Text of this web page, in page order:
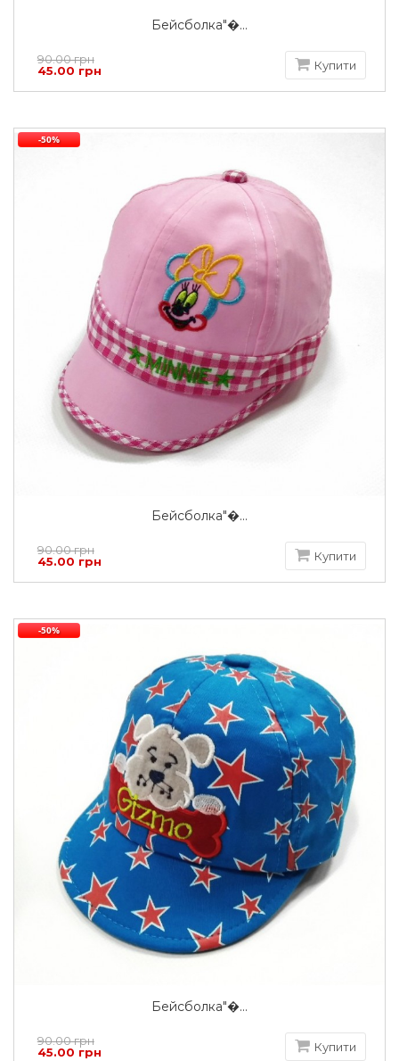
Бейсболка"�...
90.00 грн
45.00 грн
Купити
Бейсболка"�...
-50%
90.00 грн
45.00 грн
Купити
Бейсболка"�...
-50%
90.00 грн
45.00 грн
Купити